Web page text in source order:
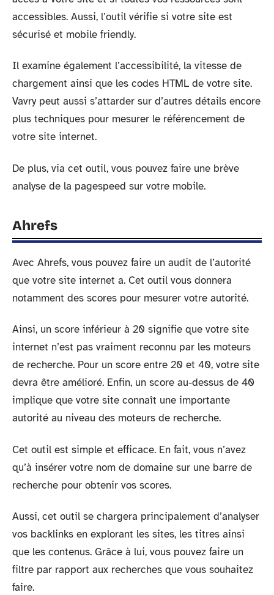
accessibles. Aussi, l’outil vérifie si votre site est
sécurisé et mobile friendly.
Il examine également l’accessibilité, la vitesse de
chargement ainsi que les codes HTML de votre site.
Vavry peut aussi s’attarder sur d’autres détails encore
plus techniques pour mesurer le référencement de
votre site internet.
De plus, via cet outil, vous pouvez faire une brève
analyse de la pagespeed sur votre mobile.
Ahrefs
Avec Ahrefs, vous pouvez faire un audit de l’autorité
que votre site internet a. Cet outil vous donnera
notamment des scores pour mesurer votre autorité.
Ainsi, un score inférieur à 20 signifie que votre site
internet n’est pas vraiment reconnu par les moteurs
de recherche. Pour un score entre 20 et 40, votre site
devra être amélioré. Enfin, un score au-dessus de 40
implique que votre site connaît une importante
autorité au niveau des moteurs de recherche.
Cet outil est simple et efficace. En fait, vous n’avez
qu’à insérer votre nom de domaine sur une barre de
recherche pour obtenir vos scores.
Aussi, cet outil se chargera principalement d’analyser
vos backlinks en explorant les sites, les titres ainsi
que les contenus. Grâce à lui, vous pouvez faire un
filtre par rapport aux recherches que vous souhaitez
faire.